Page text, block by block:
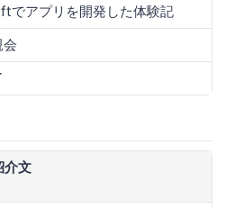
でアプリを開発した体験記
会
介文